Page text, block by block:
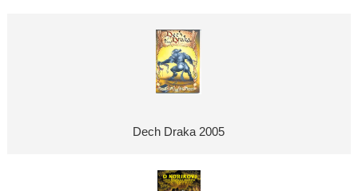
Dech Draka 2005